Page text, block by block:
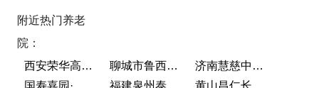
附近热门养老
院：
西安荣华高新悦家养老服务有限公司
聊城市鲁西老年护养院
济南慧慈中医康养中心